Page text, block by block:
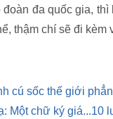
đa quốc gia,
thậm chí sẽ đi
cú sốc thế giới
Một chữ ký giá...10